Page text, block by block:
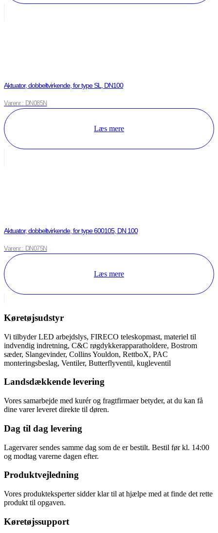
Aktuator, dobbeltvirkende, for type SL, DN100
Varenr.: DN085N
Læs mere
Aktuator, dobbeltvirkende, for type 600105, DN 100
Varenr.: DN075N
Læs mere
Køretøjsudstyr
Vi tilbyder LED arbejdslys, FIRECO teleskopmast, materiel til
indvendig indretning, C&C røgdykkerapparatholdere, Bostrom
sæder, Slangevinder, Collins Youldon, RettboX, PAC
monteringsbeslag, Ventiler, Butterflyventil, kugleventil
Landsdækkende levering
Vores samarbejde med kurér og fragtfirmaer betyder, at du kan få
dine varer leveret direkte til døren.
Dag til dag levering
Lagervarer sendes samme dag som de er bestilt. Bestil før kl. 14:00
og modtag varerne dagen efter.
Produktvejledning
Vores produkteksperter sidder klar til at hjælpe med at finde det rette
produkt til opgaven.
Køretøjssupport